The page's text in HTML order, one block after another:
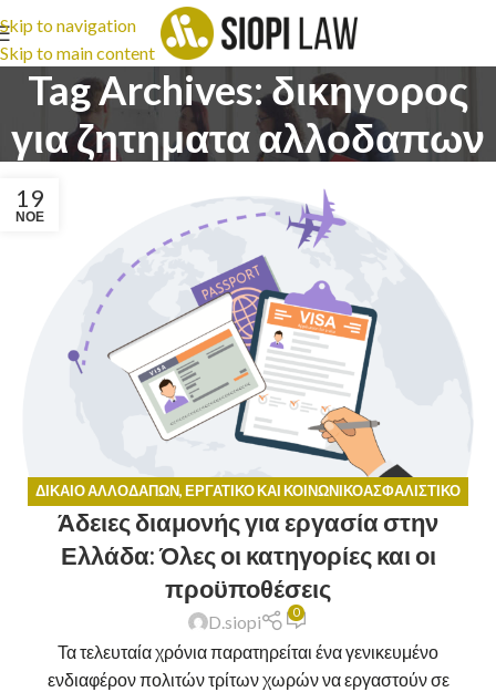
Skip to navigation
Skip to main content
Tag Archives: δικηγορος
για ζητηματα αλλοδαπων
19
ΝΟΈ
ΔΊΚΑΙΟ ΑΛΛΟΔΑΠΏΝ,ΕΡΓΑΤΙΚΌ ΚΑΙ ΚΟΙΝΩΝΙΚΟΑΣΦΑΛΙΣΤΙΚΌ
ΔΊΚΑΙΟ,ΝΟΜΙΚΈΣ ΣΥΜΒΟΥΛΈΣ
Άδειες διαμονής για εργασία στην
Ελλάδα: Όλες οι κατηγορίες και οι
προϋποθέσεις
D.siopi 0
Τα τελευταία χρόνια παρατηρείται ένα γενικευμένο
ενδιαφέρον πολιτών τρίτων χωρών να εργαστούν σε